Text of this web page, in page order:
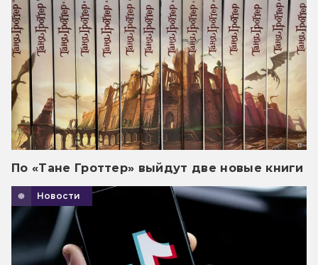
По «Тане Гроттер» выйдут две новые книги
Новости